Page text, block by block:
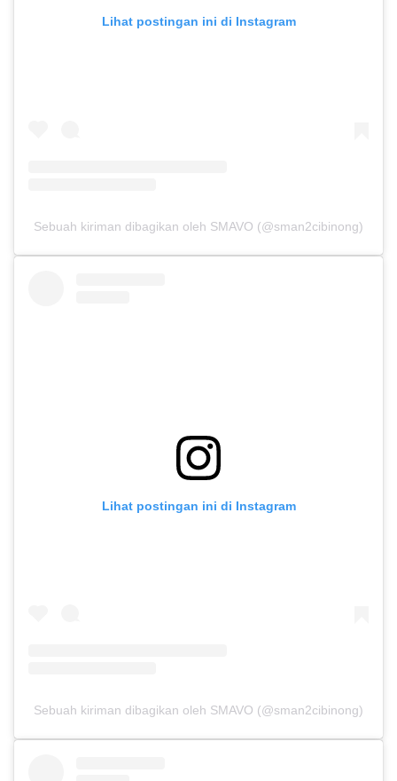
Lihat postingan ini di Instagram
Sebuah kiriman dibagikan oleh SMAVO (@sman2cibinong)
Lihat postingan ini di Instagram
Sebuah kiriman dibagikan oleh SMAVO (@sman2cibinong)